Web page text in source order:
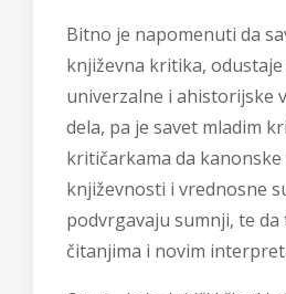
Bitno je napomenuti da
književna kritika,
univerzalne i ahistorijske
dela, pa je savet mladim
kritičarkama da kanonske
književnosti i vrednosne
podvrgavaju sumnji, te
čitanjima i novim